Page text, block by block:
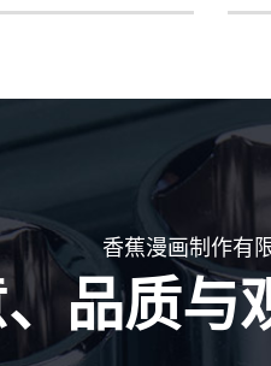
香蕉漫画制作有
品质与